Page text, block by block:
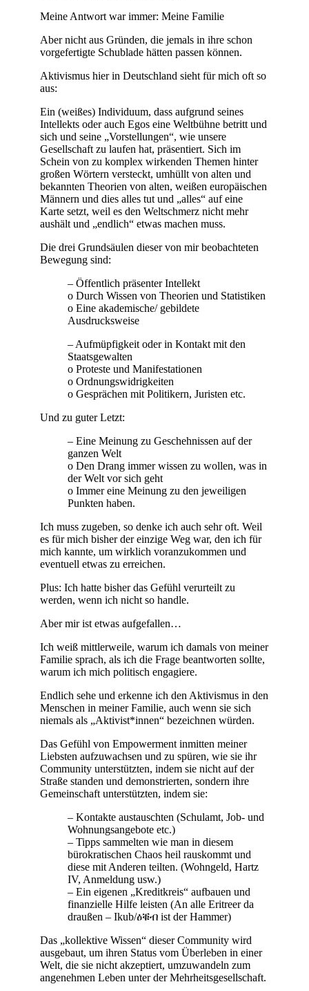
Meine Antwort war immer: Meine Familie
Aber nicht aus Gründen, die jemals in ihre schon
vorgefertigte Schublade hätten passen können.
Aktivismus hier in Deutschland sieht für mich oft so
aus:
Ein (weißes) Individuum, dass aufgrund seines
Intellekts oder auch Egos eine Weltbühne betritt und
sich und seine „Vorstellungen“, wie unsere
Gesellschaft zu laufen hat, präsentiert. Sich im
Schein von zu komplex wirkenden Themen hinter
großen Wörtern versteckt, umhüllt von alten und
bekannten Theorien von alten, weißen europäischen
Männern und dies alles tut und „alles“ auf eine
Karte setzt, weil es den Weltschmerz nicht mehr
aushält und „endlich“ etwas machen muss.
Die drei Grundsäulen dieser von mir beobachteten
Bewegung sind:
– Öffentlich präsenter Intellekt
o Durch Wissen von Theorien und Statistiken
o Eine akademische/ gebildete
Ausdrucksweise
– Aufmüpfigkeit oder in Kontakt mit den
Staatsgewalten
o Proteste und Manifestationen
o Ordnungswidrigkeiten
o Gesprächen mit Politikern, Juristen etc.
Und zu guter Letzt:
– Eine Meinung zu Geschehnissen auf der
ganzen Welt
o Den Drang immer wissen zu wollen, was in
der Welt vor sich geht
o Immer eine Meinung zu den jeweiligen
Punkten haben.
Ich muss zugeben, so denke ich auch sehr oft. Weil
es für mich bisher der einzige Weg war, den ich für
mich kannte, um wirklich voranzukommen und
eventuell etwas zu erreichen.
Plus: Ich hatte bisher das Gefühl verurteilt zu
werden, wenn ich nicht so handle.
Aber mir ist etwas aufgefallen…
Ich weiß mittlerweile, warum ich damals von meiner
Familie sprach, als ich die Frage beantworten sollte,
warum ich mich politisch engagiere.
Endlich sehe und erkenne ich den Aktivismus in den
Menschen in meiner Familie, auch wenn sie sich
niemals als „Aktivist*innen“ bezeichnen würden.
Das Gefühl von Empowerment inmitten meiner
Liebsten aufzuwachsen und zu spüren, wie sie ihr
Community unterstützten, indem sie nicht auf der
Straße standen und demonstrierten, sondern ihre
Gemeinschaft unterstützten, indem sie:
– Kontakte austauschten (Schulamt, Job- und
Wohnungsangebote etc.)
– Tipps sammelten wie man in diesem
bürokratischen Chaos heil rauskommt und
diese mit Anderen teilten. (Wohngeld, Hartz
IV, Anmeldung usw.)
– Ein eigenen „Kreditkreis“ aufbauen und
finanzielle Hilfe leisten (An alle Eritreer da
draußen – Ikub/ዕቑብ ist der Hammer)
Das „kollektive Wissen“ dieser Community wird
ausgebaut, um ihren Status vom Überleben in einer
Welt, die sie nicht akzeptiert, umzuwandeln zum
angenehmen Leben unter der Mehrheitsgesellschaft.